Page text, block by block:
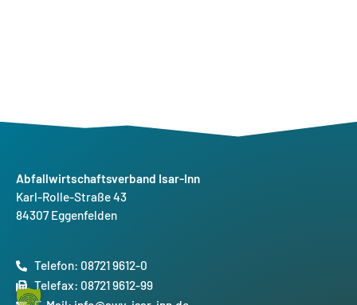
Abfallwirtschaftsverband Isar-Inn
Karl-Rolle-Straße 43
84307 Eggenfelden
Telefon: 08721 9612-0
Telefax: 08721 9612-99